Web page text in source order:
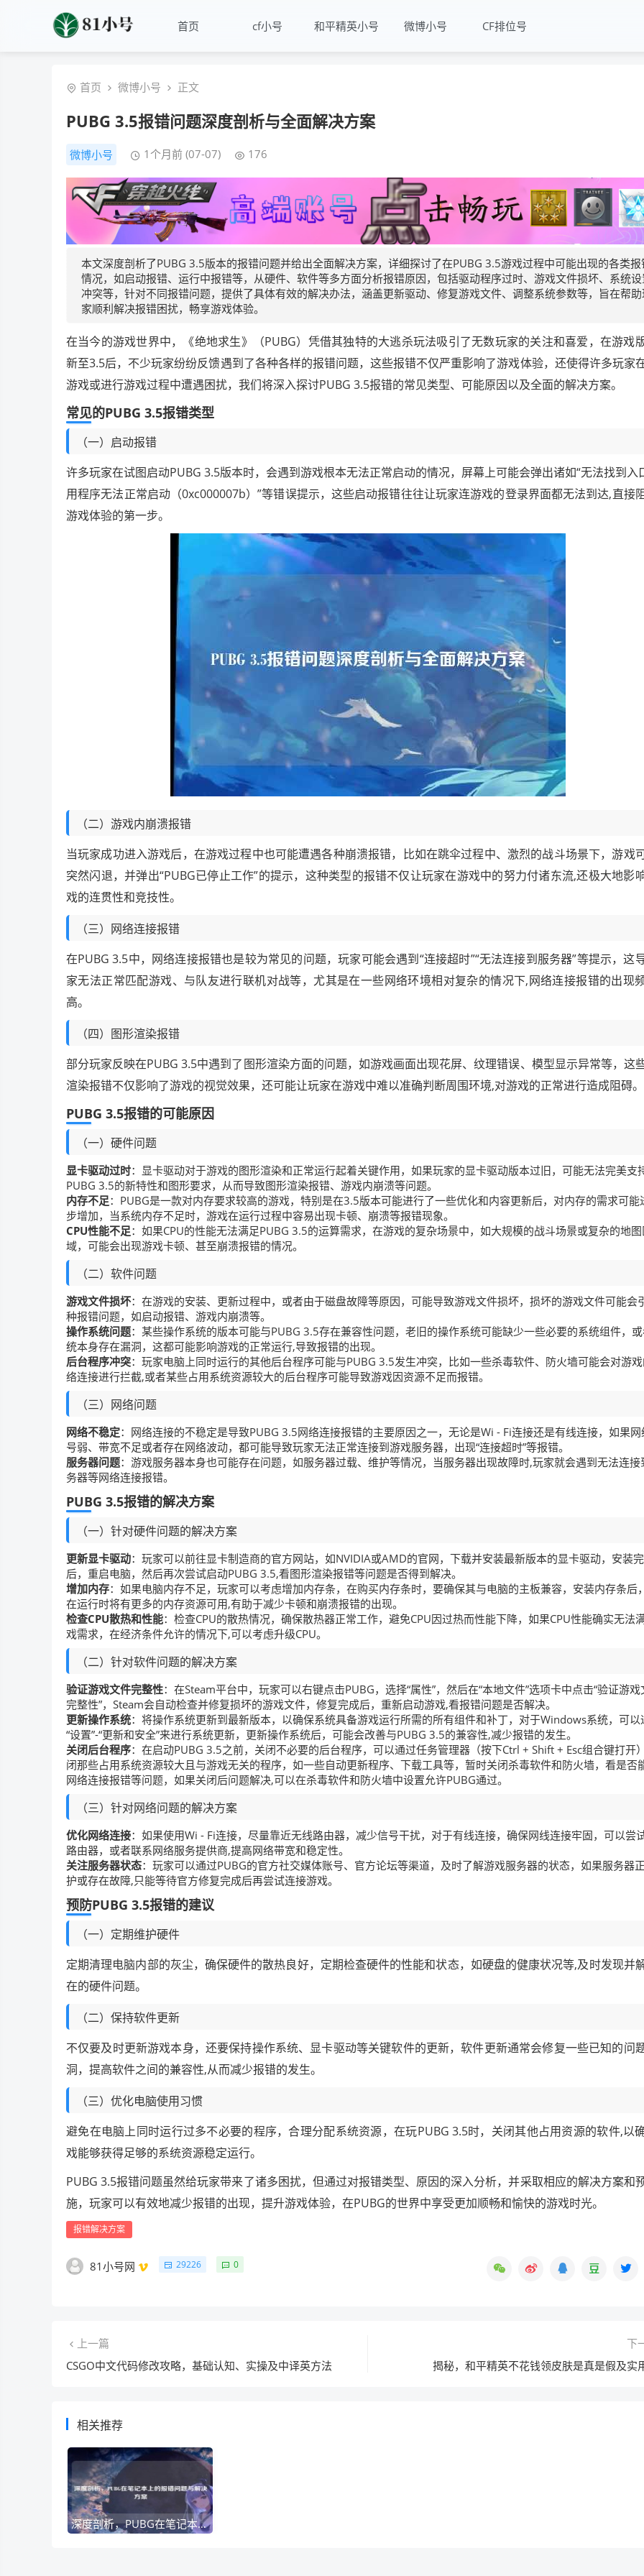
首页 cf小号 和平精英小号 微博小号 CF排位号
首页 微博小号 正文
PUBG 3.5报错问题深度剖析与全面解决方案
微博小号 1个月前 (07-07) 176
本文深度剖析了PUBG 3.5版本的报错问题并给出全面解决方案，详细探讨了在PUBG 3.5游戏过程中可能出现的各类报
情况，如启动报错、运行中报错等，从硬件、软件等多方面分析报错原因，包括驱动程序过时、游戏文件损坏、系统设
冲突等，针对不同报错问题，提供了具体有效的解决办法，涵盖更新驱动、修复游戏文件、调整系统参数等，旨在帮
家顺利解决报错困扰，畅享游戏体验。
在当今的游戏世界中，《绝地求生》（PUBG）凭借其独特的大逃杀玩法吸引了无数玩家的关注和喜爱，在游戏
新至3.5后，不少玩家纷纷反馈遇到了各种各样的报错问题，这些报错不仅严重影响了游戏体验，还使得许多玩家
游戏或进行游戏过程中遭遇困扰，我们将深入探讨PUBG 3.5报错的常见类型、可能原因以及全面的解决方案。
常见的PUBG 3.5报错类型
（一）启动报错
许多玩家在试图启动PUBG 3.5版本时，会遇到游戏根本无法正常启动的情况，屏幕上可能会弹出诸如“无法找到入
用程序无法正常启动（0xc000007b）”等错误提示，这些启动报错往往让玩家连游戏的登录界面都无法到达,直接
游戏体验的第一步。
（二）游戏内崩溃报错
当玩家成功进入游戏后，在游戏过程中也可能遭遇各种崩溃报错，比如在跳伞过程中、激烈的战斗场景下，游戏
突然闪退，并弹出“PUBG已停止工作”的提示，这种类型的报错不仅让玩家在游戏中的努力付诸东流,还极大地影
戏的连贯性和竞技性。
（三）网络连接报错
在PUBG 3.5中，网络连接报错也是较为常见的问题，玩家可能会遇到“连接超时”“无法连接到服务器”等提示，这
家无法正常匹配游戏、与队友进行联机对战等，尤其是在一些网络环境相对复杂的情况下,网络连接报错的出现
高。
（四）图形渲染报错
部分玩家反映在PUBG 3.5中遇到了图形渲染方面的问题，如游戏画面出现花屏、纹理错误、模型显示异常等，这
渲染报错不仅影响了游戏的视觉效果，还可能让玩家在游戏中难以准确判断周围环境,对游戏的正常进行造成阻碍。
PUBG 3.5报错的可能原因
（一）硬件问题
显卡驱动过时：显卡驱动对于游戏的图形渲染和正常运行起着关键作用，如果玩家的显卡驱动版本过旧，可能无法完美支
PUBG 3.5的新特性和图形要求，从而导致图形渲染报错、游戏内崩溃等问题。
内存不足：PUBG是一款对内存要求较高的游戏，特别是在3.5版本可能进行了一些优化和内容更新后，对内存的需求可能
步增加，当系统内存不足时，游戏在运行过程中容易出现卡顿、崩溃等报错现象。
CPU性能不足：如果CPU的性能无法满足PUBG 3.5的运算需求，在游戏的复杂场景中，如大规模的战斗场景或复杂的地图
域，可能会出现游戏卡顿、甚至崩溃报错的情况。
（二）软件问题
游戏文件损坏：在游戏的安装、更新过程中，或者由于磁盘故障等原因，可能导致游戏文件损坏，损坏的游戏文件可能会
种报错问题，如启动报错、游戏内崩溃等。
操作系统问题：某些操作系统的版本可能与PUBG 3.5存在兼容性问题，老旧的操作系统可能缺少一些必要的系统组件，
统本身存在漏洞，这都可能影响游戏的正常运行,导致报错的出现。
后台程序冲突：玩家电脑上同时运行的其他后台程序可能与PUBG 3.5发生冲突，比如一些杀毒软件、防火墙可能会对游
络连接进行拦截,或者某些占用系统资源较大的后台程序可能导致游戏因资源不足而报错。
（三）网络问题
网络不稳定：网络连接的不稳定是导致PUBG 3.5网络连接报错的主要原因之一，无论是Wi - Fi连接还是有线连接，如果网
号弱、带宽不足或者存在网络波动，都可能导致玩家无法正常连接到游戏服务器，出现“连接超时”等报错。
服务器问题：游戏服务器本身也可能存在问题，如服务器过载、维护等情况，当服务器出现故障时,玩家就会遇到无法连接
务器等网络连接报错。
PUBG 3.5报错的解决方案
（一）针对硬件问题的解决方案
更新显卡驱动：玩家可以前往显卡制造商的官方网站，如NVIDIA或AMD的官网，下载并安装最新版本的显卡驱动，安装
后，重启电脑，然后再次尝试启动PUBG 3.5,看图形渲染报错等问题是否得到解决。
增加内存：如果电脑内存不足，玩家可以考虑增加内存条，在购买内存条时，要确保其与电脑的主板兼容，安装内存条后
在运行时将有更多的内存资源可用,有助于减少卡顿和崩溃报错的出现。
检查CPU散热和性能：检查CPU的散热情况，确保散热器正常工作，避免CPU因过热而性能下降，如果CPU性能确实无法
戏需求，在经济条件允许的情况下,可以考虑升级CPU。
（二）针对软件问题的解决方案
验证游戏文件完整性：在Steam平台中，玩家可以右键点击PUBG，选择“属性”，然后在“本地文件”选项卡中点击“验证游戏
完整性”，Steam会自动检查并修复损坏的游戏文件，修复完成后，重新启动游戏,看报错问题是否解决。
更新操作系统：将操作系统更新到最新版本，以确保系统具备游戏运行所需的所有组件和补丁，对于Windows系统，可以
“设置”-“更新和安全”来进行系统更新，更新操作系统后，可能会改善与PUBG 3.5的兼容性,减少报错的发生。
关闭后台程序：在启动PUBG 3.5之前，关闭不必要的后台程序，可以通过任务管理器（按下Ctrl + Shift + Esc组合键打开
闭那些占用系统资源较大且与游戏无关的程序，如一些自动更新程序、下载工具等，暂时关闭杀毒软件和防火墙，看是否
网络连接报错等问题，如果关闭后问题解决,可以在杀毒软件和防火墙中设置允许PUBG通过。
（三）针对网络问题的解决方案
优化网络连接：如果使用Wi - Fi连接，尽量靠近无线路由器，减少信号干扰，对于有线连接，确保网线连接牢固，可以尝
路由器，或者联系网络服务提供商,提高网络带宽和稳定性。
关注服务器状态：玩家可以通过PUBG的官方社交媒体账号、官方论坛等渠道，及时了解游戏服务器的状态，如果服务器
护或存在故障,只能等待官方修复完成后再尝试连接游戏。
预防PUBG 3.5报错的建议
（一）定期维护硬件
定期清理电脑内部的灰尘，确保硬件的散热良好，定期检查硬件的性能和状态，如硬盘的健康状况等,及时发现并
在的硬件问题。
（二）保持软件更新
不仅要及时更新游戏本身，还要保持操作系统、显卡驱动等关键软件的更新，软件更新通常会修复一些已知的问
洞，提高软件之间的兼容性,从而减少报错的发生。
（三）优化电脑使用习惯
避免在电脑上同时运行过多不必要的程序，合理分配系统资源，在玩PUBG 3.5时，关闭其他占用资源的软件,以
戏能够获得足够的系统资源稳定运行。
PUBG 3.5报错问题虽然给玩家带来了诸多困扰，但通过对报错类型、原因的深入分析，并采取相应的解决方案和
施，玩家可以有效地减少报错的出现，提升游戏体验，在PUBG的世界中享受更加顺畅和愉快的游戏时光。
报错解决方案
81小号网 29226 0
上一篇
CSGO中文代码修改攻略，基础认知、实操及中译英方法
下
揭秘，和平精英不花钱领皮肤是真是假及实
相关推荐
深度剖析，PUBG在笔记本上的报错问题与解决方案